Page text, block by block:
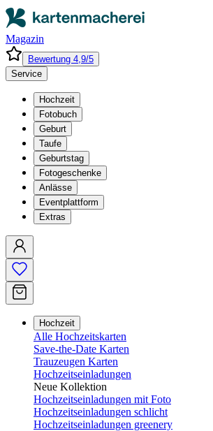
Magazin
Bewertung 4,9/5
Service
Hochzeit
Fotobuch
Geburt
Taufe
Geburtstag
Fotogeschenke
Anlässe
Eventplattform
Extras
Hochzeit
Alle Hochzeitskarten
Save-the-Date Karten
Trauzeugen Karten
Hochzeitseinladungen
Neue Kollektion
Hochzeitseinladungen mit Foto
Hochzeitseinladungen schlicht
Hochzeitseinladungen greenery